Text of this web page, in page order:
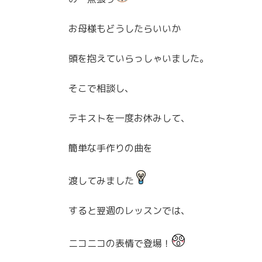
お母様もどうしたらいいか
頭を抱えていらっしゃいました。
そこで相談し、
テキストを一度お休みして、
簡単な手作りの曲を
渡してみました
すると翌週のレッスンでは、
ニコニコの表情で登場！